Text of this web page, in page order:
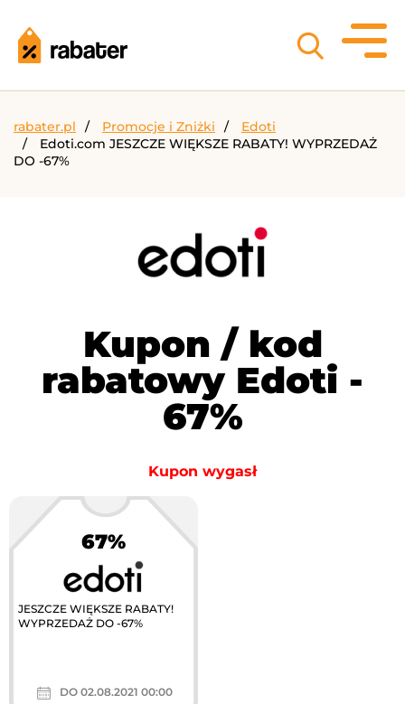
rabater.pl Promocje i Zniżki
Edoti
Edoti.com JESZCZE WIĘKSZE RABATY! WYPRZEDAŻ
DO -67%
Kupon / kod
rabatowy Edoti -
67%
Kupon wygasł
67%
JESZCZE WIĘKSZE RABATY!
WYPRZEDAŻ DO -67%
DO 02.08.2021 00:00